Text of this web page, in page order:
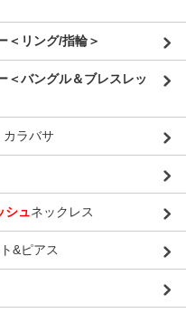
＜リング/指輪＞
＜バングル＆ブレスレッ
カラバサ
シュネックレス
&ピアス